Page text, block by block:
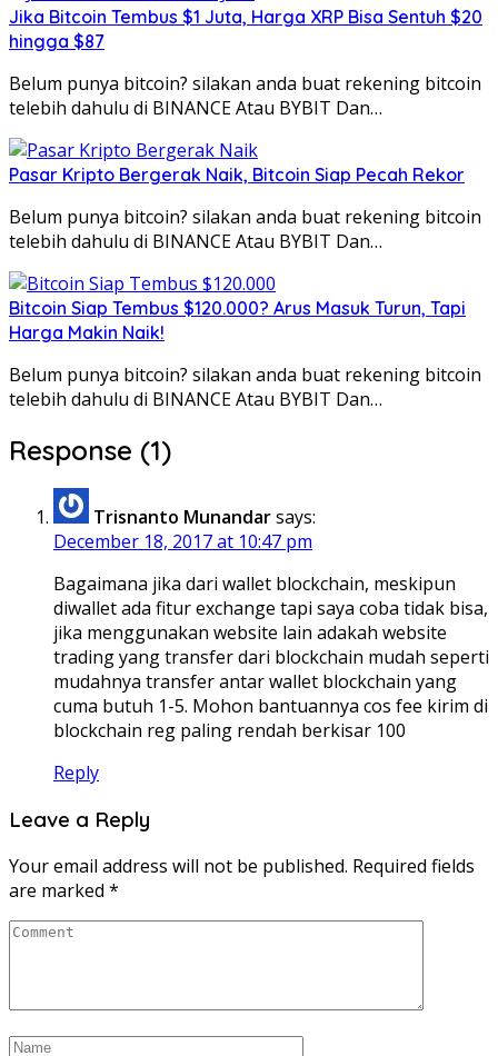
Jika Bitcoin Tembus $1 Juta, Harga XRP Bisa Sentuh $20
hingga $87
Belum punya bitcoin? silakan anda buat rekening bitcoin
telebih dahulu di BINANCE Atau BYBIT Dan…
Pasar Kripto Bergerak Naik, Bitcoin Siap Pecah Rekor
Belum punya bitcoin? silakan anda buat rekening bitcoin
telebih dahulu di BINANCE Atau BYBIT Dan…
Bitcoin Siap Tembus $120.000? Arus Masuk Turun, Tapi
Harga Makin Naik!
Belum punya bitcoin? silakan anda buat rekening bitcoin
telebih dahulu di BINANCE Atau BYBIT Dan…
Response (1)
Trisnanto Munandarsays:
December 18, 2017 at 10:47 pm
Bagaimana jika dari wallet blockchain, meskipun
diwallet ada fitur exchange tapi saya coba tidak bisa,
jika menggunakan website lain adakah website
trading yang transfer dari blockchain mudah seperti
mudahnya transfer antar wallet blockchain yang
cuma butuh 1-5. Mohon bantuannya cos fee kirim di
blockchain reg paling rendah berkisar 100
Reply
Leave a Reply
Your email address will not be published. Required fields
are marked *